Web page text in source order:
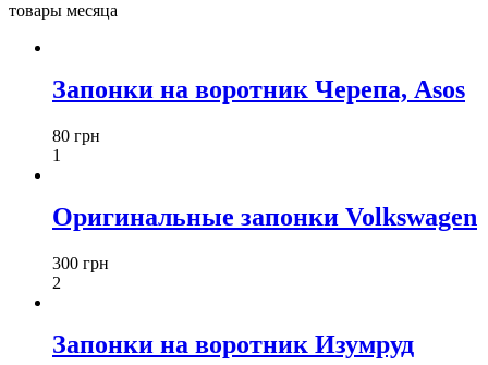
товары месяца
Запонки на воротник Черепа, Asos
80 грн
1
Оригинальные запонки Volkswagen
300 грн
2
Запонки на воротник Изумруд